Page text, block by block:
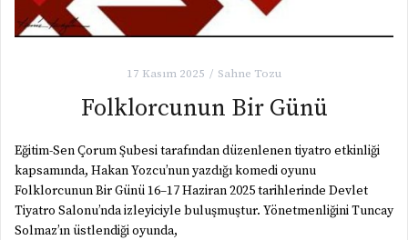
17 Kasım 2025 Sahne Tozu
Folklorcunun Bir Günü
Eğitim-Sen Çorum Şubesi tarafından düzenlenen tiyatro etkinliği
kapsamında, Hakan Yozcu’nun yazdığı komedi oyunu
Folklorcunun Bir Günü 16–17 Haziran 2025 tarihlerinde Devlet
Tiyatro Salonu’nda izleyiciyle buluşmuştur. Yönetmenliğini Tuncay
Solmaz’ın üstlendiği oyunda,